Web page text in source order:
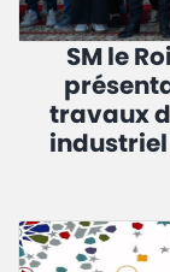
SM le
travaux
industriel